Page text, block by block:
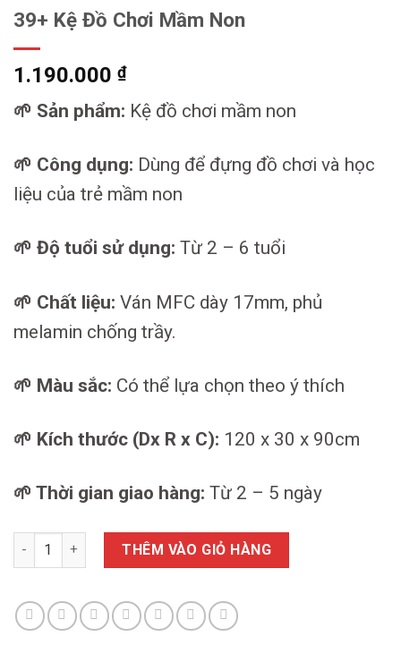
39+ Kệ Đồ Chơi Mầm Non
1.190.000 ₫
🌱 Sản phẩm: Kệ đồ chơi mầm non
🌱 Công dụng: Dùng để đựng đồ chơi và học
liệu của trẻ mầm non
🌱 Độ tuổi sử dụng: Từ 2 – 6 tuổi
🌱 Chất liệu: Ván MFC dày 17mm, phủ
melamin chống trầy.
🌱 Màu sắc: Có thể lựa chọn theo ý thích
🌱 Kích thước (Dx R x C): 120 x 30 x 90cm
🌱 Thời gian giao hàng: Từ 2 – 5 ngày
39+ Kệ Đồ Chơi Mầm Non số lượng
THÊM VÀO GIỎ HÀNG